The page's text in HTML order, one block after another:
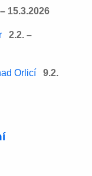
15.3.2026
2.2. –
Orlicí
9.2.